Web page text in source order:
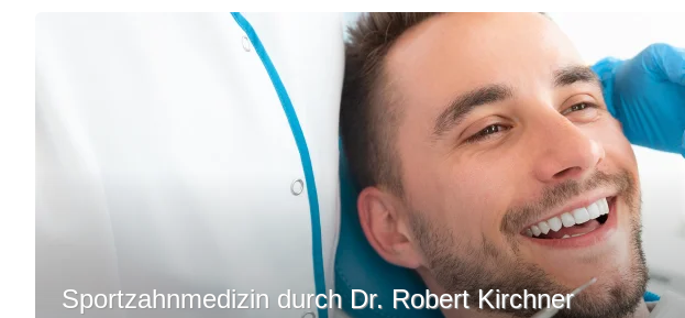
Sportzahnmedizin durch Dr. Robert Kirchner